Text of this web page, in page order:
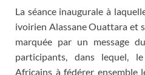
La séance inaugurale à
ivoirien Alassane Ouattara et
marquée par un message
participants, dans lequel,
Africains à fédérer ensemble